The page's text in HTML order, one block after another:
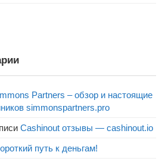
Partners – обзор и настоящие
simmonspartners.pro
Cashinout отзывы — cashinout.io
путь к деньгам!